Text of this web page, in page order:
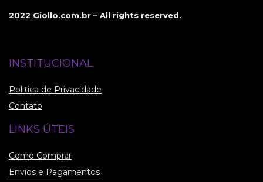
2022 Giollo.com.br – All rights reserved.
INSTITUCIONAL
Politica de Privacidade
Contato
LINKS ÚTEIS
Como Comprar
Envios e Pagamentos